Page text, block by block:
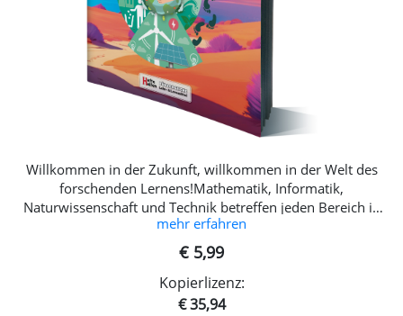
Willkommen in der Zukunft, willkommen in der Welt des
forschenden Lernens!Mathematik, Informatik,
Naturwissenschaft und Technik betreffen jeden Bereich in
unserem Leben. Die Begeisterung für MINKT wird bereits im
Kindesalter gelegt. Das „K“ steht für Kunst und Kreativität
und unterstützt Kinder dabei, Lerninhalte besser zu
erschließen.Für diese Lernform gibt es keine klassischen
Aufgaben oder Lektionen, die den Lösungsweg bereits
mehr erfahren
€ 5,99
Kopierlizenz:
€ 35,94